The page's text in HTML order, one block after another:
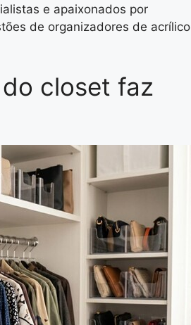
e apaixonados por
de organizadores de acrílico
closet faz